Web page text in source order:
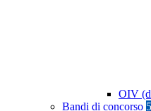
OIV
Bandi di concorso 5